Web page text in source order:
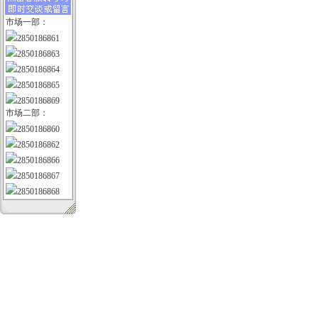
市场一部：
2850186861
2850186863
2850186864
2850186865
2850186869
市场二部：
2850186860
2850186862
2850186866
2850186867
2850186868